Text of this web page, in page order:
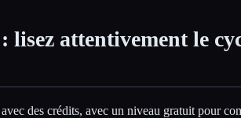
attentivement le
des crédits, avec un niveau gratuit pour